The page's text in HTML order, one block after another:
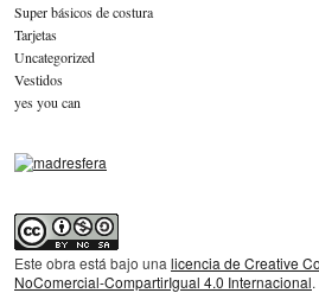
Super básicos de costura
Tarjetas
Uncategorized
Vestidos
yes you can
Este obra está bajo una licencia de Creative
NoComercial-CompartirIgual 4.0 Internacional.